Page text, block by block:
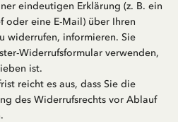
eindeutigen Erklärung (z. B. ein
oder eine E-Mail) über Ihren
widerrufen, informieren. Sie
Widerrufsformular verwenden,
ist.
reicht es aus, dass Sie die
des Widerrufsrechts vor Ablauf